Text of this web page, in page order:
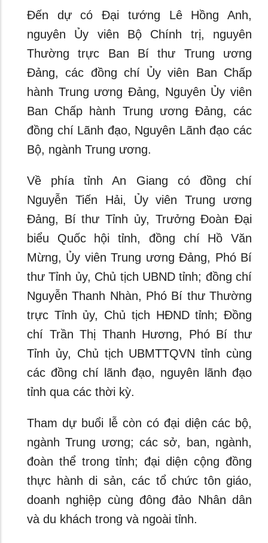
Đến dự có Đại tướng Lê Hồng Anh,
nguyên Ủy viên Bộ Chính trị, nguyên
Thường trực Ban Bí thư Trung ương
Đảng, các đồng chí Ủy viên Ban Chấp
hành Trung ương Đảng, Nguyên Ủy viên
Ban Chấp hành Trung ương Đảng, các
đồng chí Lãnh đạo, Nguyên Lãnh đạo các
Bộ, ngành Trung ương.
Về phía tỉnh An Giang có đồng chí
Nguyễn Tiến Hải, Ủy viên Trung ương
Đảng, Bí thư Tỉnh ủy, Trưởng Đoàn Đại
biểu Quốc hội tỉnh, đồng chí Hồ Văn
Mừng, Ủy viên Trung ương Đảng, Phó Bí
thư Tỉnh ủy, Chủ tịch UBND tỉnh; đồng chí
Nguyễn Thanh Nhàn, Phó Bí thư Thường
trực Tỉnh ủy, Chủ tịch HĐND tỉnh; Đồng
chí Trần Thị Thanh Hương, Phó Bí thư
Tỉnh ủy, Chủ tịch UBMTTQVN tỉnh cùng
các đồng chí lãnh đạo, nguyên lãnh đạo
tỉnh qua các thời kỳ.
Tham dự buổi lễ còn có đại diện các bộ,
ngành Trung ương; các sở, ban, ngành,
đoàn thể trong tỉnh; đại diện cộng đồng
thực hành di sản, các tổ chức tôn giáo,
doanh nghiệp cùng đông đảo Nhân dân
và du khách trong và ngoài tỉnh.